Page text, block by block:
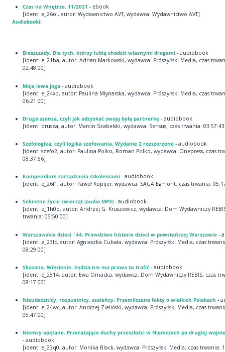
Czas na Wnętrze. 11/2021 - ebook
[ident: e_26oi, autor: Wydawnictwo AVT, wydawca: Wydawnictwo AVT]
Audiobooki:
Bieszczady. Dla tych, którzy lubią chodzić własnymi drogami - audiobook
[ident: e_21ba, autor: Adrian Markowski, wydawca: Prószyński Media, czas
02:48:00]
Moja lewa joga- audiobook
[ident: e_24xb, autor: Paulina Młynarska, wydawca: Prószyński Media, czas
06:21:00]
Druga szansa, czyli jak odzyskać swoją byłą partnerkę- audiobook
[ident: drusza, autor: Marcin Szabelski, wydawca: Sensus, czas trwania:
Szefologika, czyli logika szefowania. Wydanie 2 rozszerzone - audiobook
[ident: szefo2, autor: Paulina Polko, Roman Polko, wydawca: Onepress, czas
08:37:56]
Kompendium zarządzania szkoleniami - audiobook
[ident: e_26f1, autor: Paweł Kopijer, wydawca: SAGA Egmont, czas trwania:
Sekretne życie zwierząt (audio MP3) - audiobook
[ident: e_1h0o, autor: Andrzej G. Kruszewicz, wydawca: Dom Wydawniczy
trwania: 05:50:00]
Warszawskie dzieci `44. Prawdziwe historie dzieci w powstańczej Warszawie-
[ident: e_23lc, autor: Agnieszka Cubała, wydawca: Prószyński Media, czas
08:29:00]
Skazana. Więzienie. Sędzia nie ma prawa tu trafić- audiobook
[ident: e_2514, autor: Ewa Ornacka, wydawca: Dom Wydawniczy REBIS, czas
08:17:00]
Nieudacznicy, rozpustnicy, szaleńcy. Przemilczane fakty o wielkich Polakach -
[ident: e_24wc, autor: Andrzej Zieliński, wydawca: Prószyński Media, czas
05:47:00]
Niemcy opętane. Przerażające duchy przeszłości w Niemczech po drugiej
- audiobook
[ident: e_23q0, autor: Monika Black, wydawca: Prószyński Media, czas trwania: